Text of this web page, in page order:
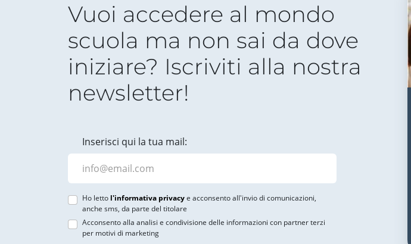
Vuoi accedere al mondo
scuola ma non sai da dove
iniziare? Iscriviti alla nostra
newsletter!
Inserisci qui la tua mail:
Ho letto l'informativa privacye acconsento all'invio di comunicazioni,
anche sms, da parte del titolare
Acconsento alla analisi e condivisione delle informazioni con partner terzi
per motivi di marketing